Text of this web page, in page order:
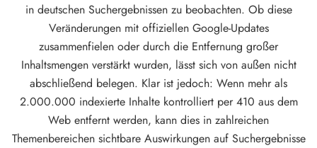
in deutschen Suchergebnissen zu beobachten. Ob diese
Veränderungen mit offiziellen Google-Updates
zusammenfielen oder durch die Entfernung großer
Inhaltsmengen verstärkt wurden, lässt sich von außen nicht
abschließend belegen. Klar ist jedoch: Wenn mehr als
2.000.000 indexierte Inhalte kontrolliert per 410 aus dem
Web entfernt werden, kann dies in zahlreichen
Themenbereichen sichtbare Auswirkungen auf Suchergebnisse